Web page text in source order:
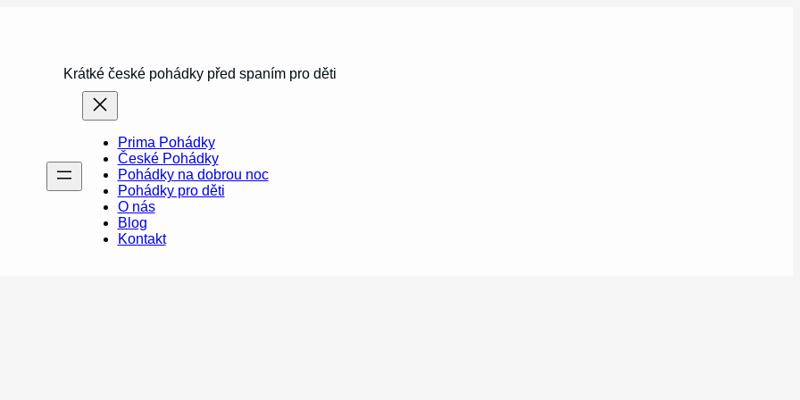
Krátké české pohádky před spaním pro děti
Prima Pohádky
České Pohádky
Pohádky na dobrou noc
Pohádky pro děti
O nás
Blog
Kontakt